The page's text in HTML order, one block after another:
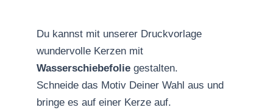
Du kannst mit unserer Druckvorlage
wundervolle Kerzen mit
Wasserschiebefolie gestalten.
Schneide das Motiv Deiner Wahl aus und
bringe es auf einer Kerze auf.